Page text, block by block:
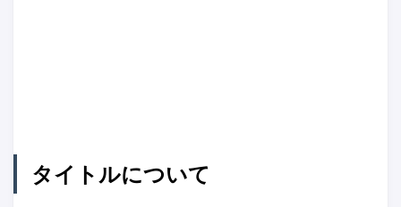
タイトルについて